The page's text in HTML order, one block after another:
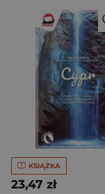
KSIĄŻKA
23,47 zł